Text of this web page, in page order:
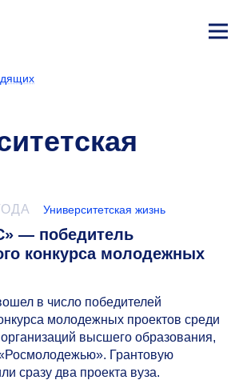
Университетская жизнь
— победитель
конкурса молодежных
в число победителей
молодежных проектов среди
высшего образования,
Грантовую
сразу два проекта вуза.